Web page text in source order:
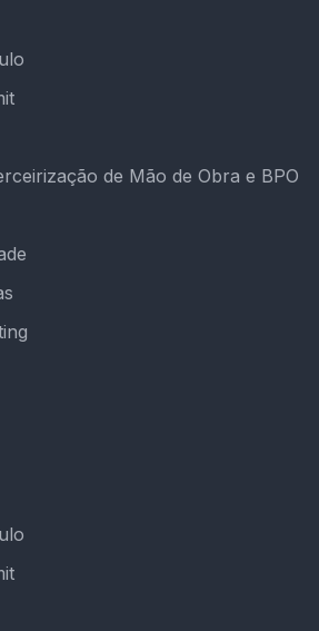
de Mão de Obra e BPO